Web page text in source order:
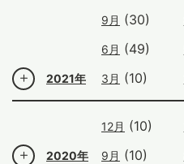
2021年
9月 (30)
6月 (49)
3月 (10)
2020年
12月 (10)
9月 (10)